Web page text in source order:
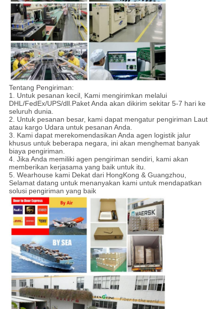
Tentang Pengiriman:
1. Untuk pesanan kecil, Kami mengirimkan melalui
DHL/FedEx/UPS/dll.Paket Anda akan dikirim sekitar 5-7 hari ke
seluruh dunia.
2. Untuk pesanan besar, kami dapat mengatur pengiriman Laut
atau kargo Udara untuk pesanan Anda.
3. Kami dapat merekomendasikan Anda agen logistik jalur
khusus untuk beberapa negara, ini akan menghemat banyak
biaya pengiriman.
4. Jika Anda memiliki agen pengiriman sendiri, kami akan
memberikan kerjasama yang baik untuk itu.
5. Wearhouse kami Dekat dari HongKong & Guangzhou,
Selamat datang untuk menanyakan kami untuk mendapatkan
solusi pengiriman yang baik